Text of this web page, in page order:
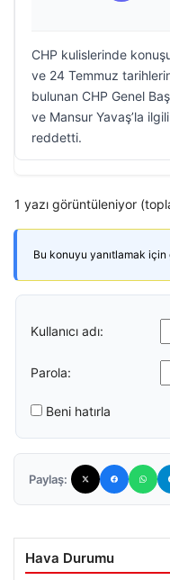
CHP kulislerinde
ve 24 Temmuz
bulunan CHP Genel
ve Mansur Yavaş’la
reddetti.
1 yazı görüntüleniyor
Bu konuyu yanıtlamak için
Kullanıcı adı:
Parola:
Beni hatırla
Paylaş:
Hava Durumu